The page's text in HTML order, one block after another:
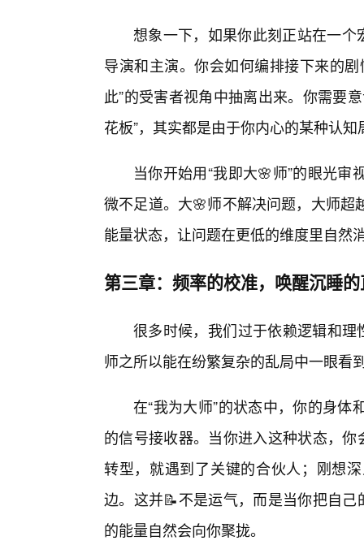
想象一下，如果你此刻正站在一个
导演和主演。你会如何编排接下来的
此”的受害者视角中抽离出来。你需要
花板”，其实都是由于你内心的某种认
当你开始用“我即大🌸师”的眼光
微不足道。大🌸师不解决问题，大师
能量状态，让问题在更低的维度里自然
第三章：频率的校准，唤醒沉睡
很多时候，我们过于依赖逻辑和理
师之所以能在纷繁复杂的乱局中一眼看
在“我为大师”的状态中，你的身
的信号接收器。当你进入这种状态，
转型，就遇到了关键的合伙人；刚想
边。这并📝不是运气，而是当你把自
的能量自然会向你聚拢。